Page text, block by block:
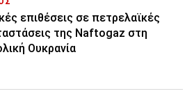
επιθέσεις σε πετρελαϊκές
της Naftogaz στη
Ουκρανία